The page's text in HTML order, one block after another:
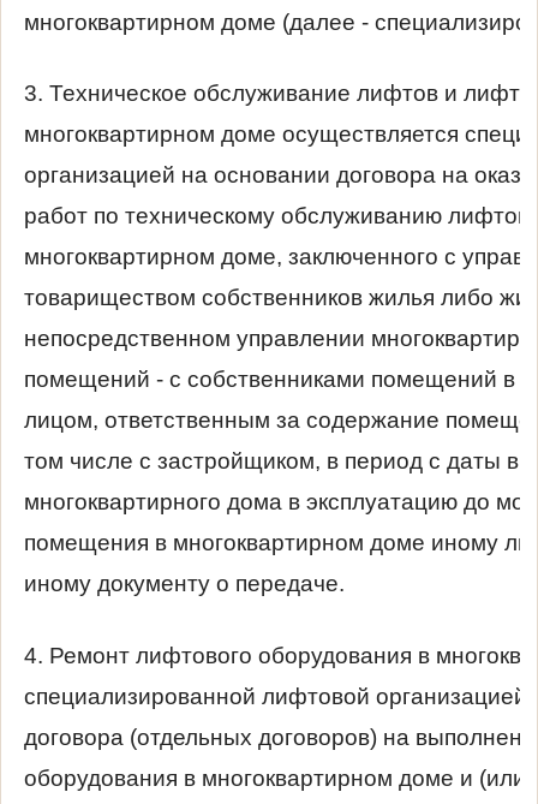
многоквартирном доме (далее -
3. Техническое обслуживание лифтов и
многоквартирном доме осуществляется
организацией на основании договора на
работ по техническому обслуживанию
многоквартирном доме, заключенного с
товариществом собственников жилья либо
непосредственном управлении
помещений - с собственниками помещений в
лицом, ответственным за содержание
том числе с застройщиком, в период с даты
многоквартирного дома в эксплуатацию до
помещения в многоквартирном доме иному
иному документу о передаче.
4. Ремонт лифтового оборудования в
специализированной лифтовой организацией
договора (отдельных договоров) на
оборудования в многоквартирном доме и